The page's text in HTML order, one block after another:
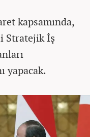
kapsamında,
Stratejik İş
yapacak.